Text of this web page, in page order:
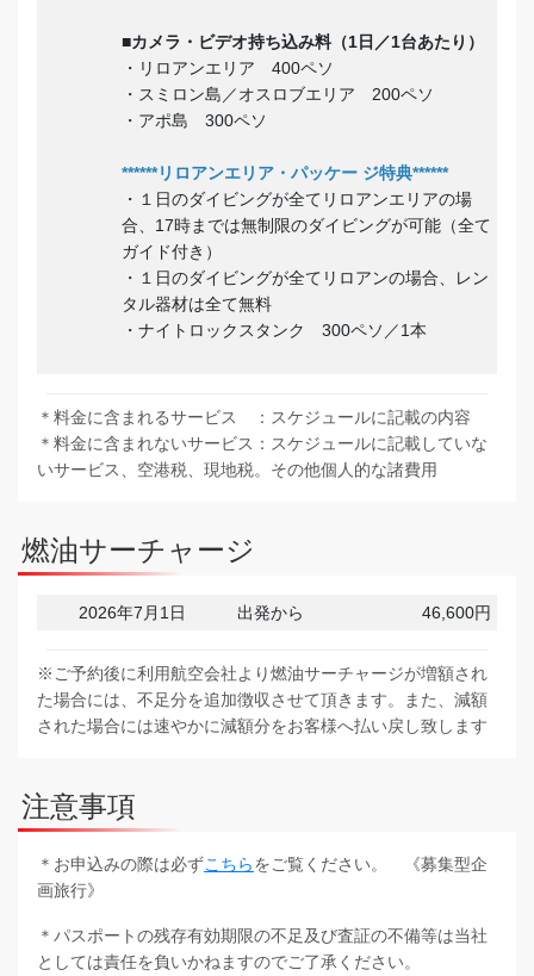
■カメラ・ビデオ持ち込み料（1日／1台あたり）
・リロアンエリア 400ペソ
・スミロン島／オスロブエリア 200ペソ
・アポ島 300ペソ
******リロアンエリア・パッケー ジ特典******
・１日のダイビングが全てリロアンエリアの場
合、17時までは無制限のダイビングが可能（全て
ガイド付き）
・１日のダイビングが全てリロアンの場合、レン
タル器材は全て無料
・ナイトロックスタンク 300ペソ／1本
＊料金に含まれるサービス ：スケジュールに記載の内容
＊料金に含まれないサービス：スケジュールに記載していな
いサービス、空港税、現地税。その他個人的な諸費用
燃油サーチャージ
2026年7月1日 出発から 46,600円
※ご予約後に利用航空会社より燃油サーチャージが増額され
た場合には、不足分を追加徴収させて頂きます。また、減額
された場合には速やかに減額分をお客様へ払い戻し致します
注意事項
＊お申込みの際は必ずこちらをご覧ください。 《募集型企
画旅行》
＊パスポートの残存有効期限の不足及び査証の不備等は当社
としては責任を負いかねますのでご了承ください。